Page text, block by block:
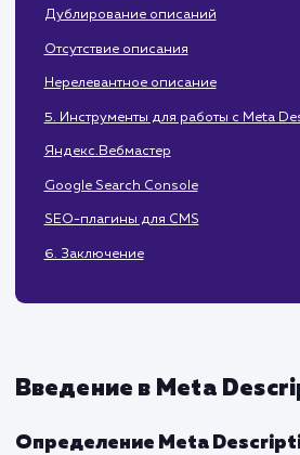
4. Ошибки и распространенные
Meta Description
Google Search Console